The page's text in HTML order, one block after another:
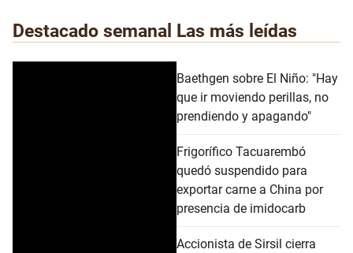
Destacado semanal Las más leídas
Baethgen sobre El Niño: "Hay
que ir moviendo perillas, no
prendiendo y apagando"
Frigorífico Tacuarembó
quedó suspendido para
exportar carne a China por
presencia de imidocarb
Accionista de Sirsil cierra